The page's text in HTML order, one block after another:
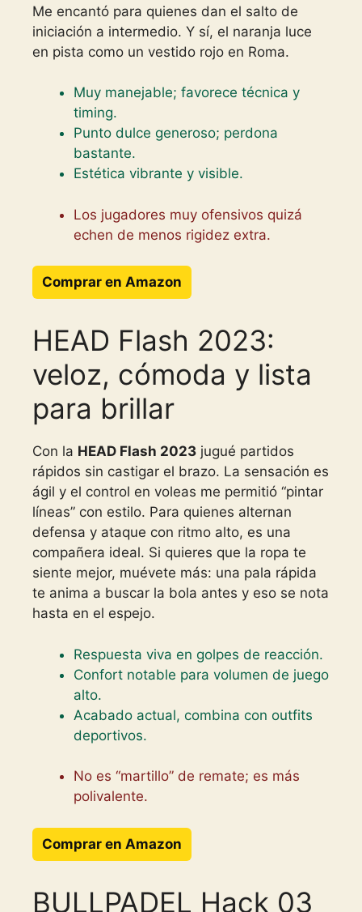
Me encantó para quienes dan el salto de
iniciación a intermedio. Y sí, el naranja luce
en pista como un vestido rojo en Roma.
Muy manejable; favorece técnica y
timing.
Punto dulce generoso; perdona
bastante.
Estética vibrante y visible.
Los jugadores muy ofensivos quizá
echen de menos rigidez extra.
Comprar en Amazon
HEAD Flash 2023:
veloz, cómoda y lista
para brillar
Con la HEAD Flash 2023 jugué partidos
rápidos sin castigar el brazo. La sensación es
ágil y el control en voleas me permitió “pintar
líneas” con estilo. Para quienes alternan
defensa y ataque con ritmo alto, es una
compañera ideal. Si quieres que la ropa te
siente mejor, muévete más: una pala rápida
te anima a buscar la bola antes y eso se nota
hasta en el espejo.
Respuesta viva en golpes de reacción.
Confort notable para volumen de juego
alto.
Acabado actual, combina con outfits
deportivos.
No es “martillo” de remate; es más
polivalente.
Comprar en Amazon
BULLPADEL Hack 03